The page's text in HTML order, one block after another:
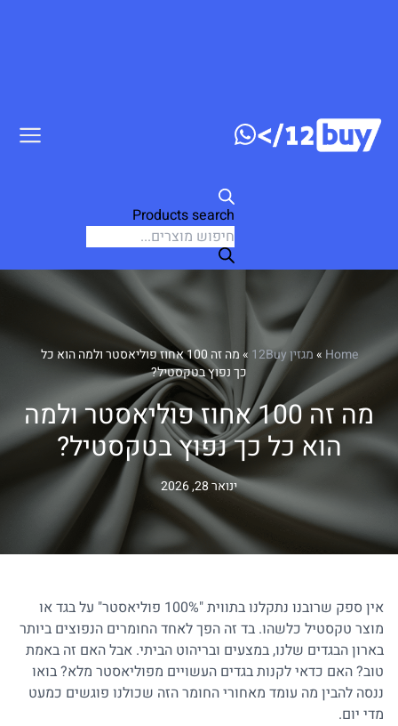
Products search
Home
»מגזין 12Buy »
מה זה 100 אחוז פוליאסטר ולמה הוא כל
כך נפוץ בטקסטיל?
מה זה 100 אחוז פוליאסטר ולמה
הוא כל כך נפוץ בטקסטיל?
ינואר 28, 2026
אין ספק שרובנו נתקלנו בתווית "100% פוליאסטר" על בגד או
מוצר טקסטיל כלשהו. בד זה הפך לאחד החומרים הנפוצים ביותר
בארון הבגדים שלנו, במצעים ובריהוט הביתי. אבל האם זה באמת
טוב? האם כדאי לקנות בגדים העשויים מפוליאסטר מלא? בואו
ננסה להבין מה עומד מאחורי החומר הזה שכולנו פוגשים כמעט
מדי יום.